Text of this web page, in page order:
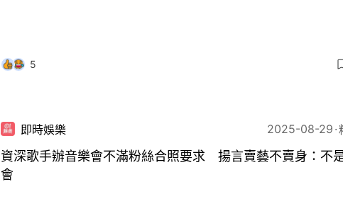
5
即時娛樂 2025-08-29
資深歌手辦音樂會不滿粉絲合照要求 揚言賣藝不賣身：不
會